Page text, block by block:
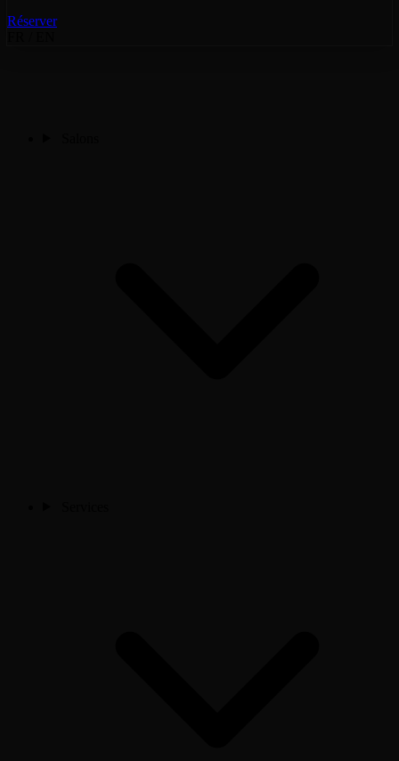
Réserver